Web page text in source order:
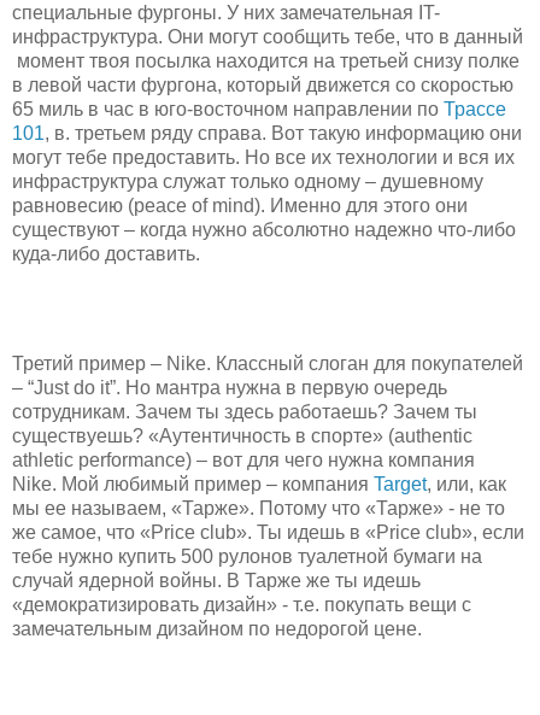
специальные фургоны. У них замечательная IT-
инфраструктура. Они могут сообщить тебе, что в данный
момент твоя посылка находится на третьей снизу полке
в левой части фургона, который движется со скоростью
65 миль в час в юго-восточном направлении по Трассе
101, в. третьем ряду справа. Вот такую информацию они
могут тебе предоставить. Но все их технологии и вся их
инфраструктура служат только одному – душевному
равновесию (peace of mind). Именно для этого они
существуют – когда нужно абсолютно надежно что-либо
куда-либо доставить.
Третий пример – Nike. Классный слоган для покупателей
– “Just do it”. Но мантра нужна в первую очередь
сотрудникам. Зачем ты здесь работаешь? Зачем ты
существуешь? «Аутентичность в спорте» (authentic
athletic performance) – вот для чего нужна компания
Nike. Мой любимый пример – компания Target, или, как
мы ее называем, «Тарже». Потому что «Тарже» - не то
же самое, что «Price club». Ты идешь в «Price club», если
тебе нужно купить 500 рулонов туалетной бумаги на
случай ядерной войны. В Тарже же ты идешь
«демократизировать дизайн» - т.е. покупать вещи с
замечательным дизайном по недорогой цене.